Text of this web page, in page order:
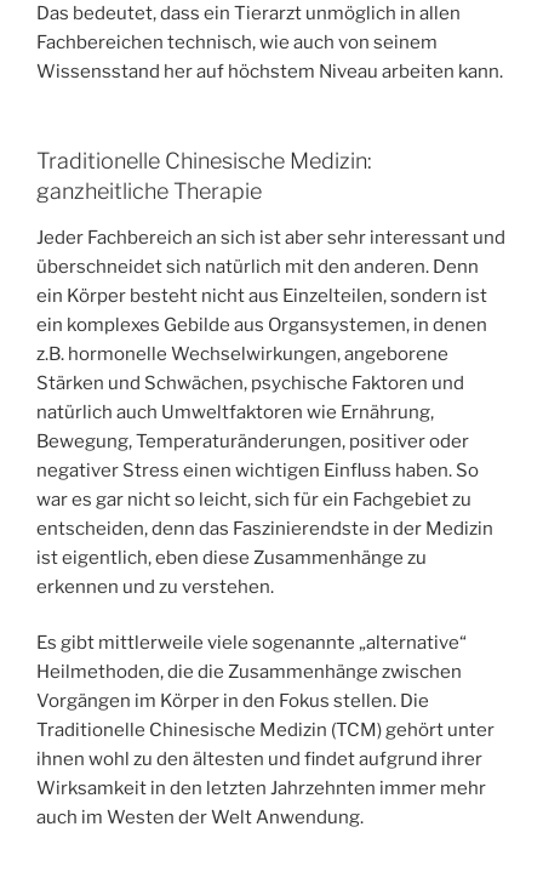
Das bedeutet, dass ein Tierarzt unmöglich in allen
Fachbereichen technisch, wie auch von seinem
Wissensstand her auf höchstem Niveau arbeiten kann.
Traditionelle Chinesische Medizin:
ganzheitliche Therapie
Jeder Fachbereich an sich ist aber sehr interessant und
überschneidet sich natürlich mit den anderen. Denn
ein Körper besteht nicht aus Einzelteilen, sondern ist
ein komplexes Gebilde aus Organsystemen, in denen
z.B. hormonelle Wechselwirkungen, angeborene
Stärken und Schwächen, psychische Faktoren und
natürlich auch Umweltfaktoren wie Ernährung,
Bewegung, Temperaturänderungen, positiver oder
negativer Stress einen wichtigen Einfluss haben. So
war es gar nicht so leicht, sich für ein Fachgebiet zu
entscheiden, denn das Faszinierendste in der Medizin
ist eigentlich, eben diese Zusammenhänge zu
erkennen und zu verstehen.
Es gibt mittlerweile viele sogenannte „alternative“
Heilmethoden, die die Zusammenhänge zwischen
Vorgängen im Körper in den Fokus stellen. Die
Traditionelle Chinesische Medizin (TCM) gehört unter
ihnen wohl zu den ältesten und findet aufgrund ihrer
Wirksamkeit in den letzten Jahrzehnten immer mehr
auch im Westen der Welt Anwendung.